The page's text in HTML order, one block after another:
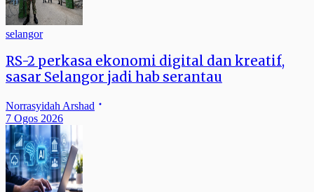
selangor
RS-2 perkasa ekonomi digital dan kreatif,
sasar Selangor jadi hab serantau
Norrasyidah Arshad
7 Ogos 2026